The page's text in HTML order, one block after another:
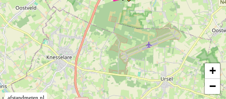
+
−
afstandmeten.nl